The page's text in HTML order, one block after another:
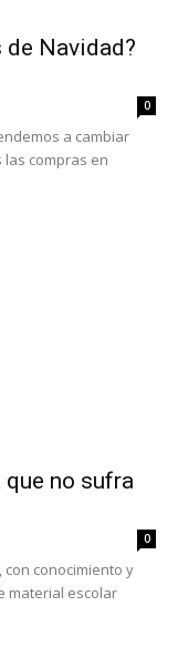
Navidad?
0
a cambiar
compras en
que no sufra
0
conocimiento y
material escolar